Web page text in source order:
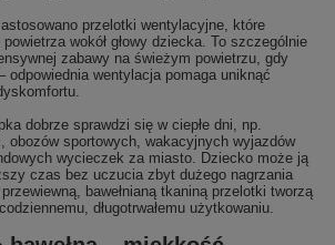
przelotki wentylacyjne, które
wokół głowy dziecka. To szczególnie
zabawy na świeżym powietrzu, gdy
odpowiednia wentylacja pomaga uniknąć
dobrze sprawdzi się w ciepłe dni, np.
obozów sportowych, wakacyjnych wyjazdów
wycieczek za miasto. Dziecko może ją
czas bez uczucia zbyt dużego nagrzania
przewiewną, bawełnianą tkaniną przelotki tworzą
długotrwałemu użytkowaniu.